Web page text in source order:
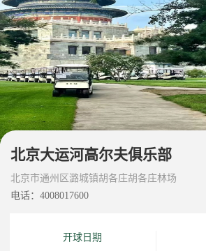
北京大运河高尔夫俱乐部
北京市通州区潞城镇胡各庄胡各庄林场
电话：4008017600
开球日期